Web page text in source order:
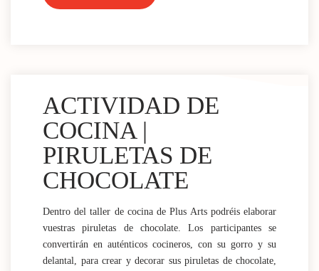
ACTIVIDAD DE
COCINA |
PIRULETAS DE
CHOCOLATE
Dentro del taller de cocina de Plus Arts podréis elaborar
vuestras piruletas de chocolate. Los participantes se
convertirán en auténticos cocineros, con su gorro y su
delantal, para crear y decorar sus piruletas de chocolate,